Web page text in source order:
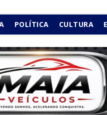
POLÍTICA CULTURA